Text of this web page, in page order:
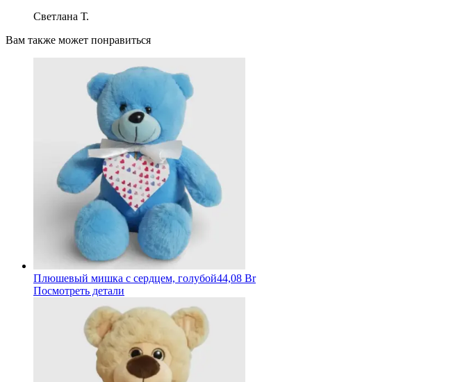
Светлана Т.
Вам также может понравиться
Плюшевый мишка с сердцем, голубой44,08 Br
Посмотреть детали